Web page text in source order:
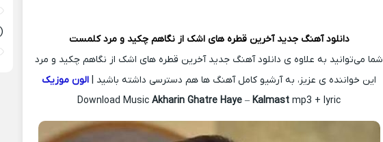
دانلود آهنگ جدیدآخرین قطره های اشک از نگاهم چکید و مردکلمست
شما می‌توانید به علاوه ی دانلود آهنگ جدید آخرین قطره های اشک از نگاهم چکید و مرد
این خواننده ی عزیز، به آرشیو کامل آهنگ ها هم دسترسی داشته باشید | الون موزیک
Download MusicAkharin Ghatre Haye –Kalmast mp3 + lyric